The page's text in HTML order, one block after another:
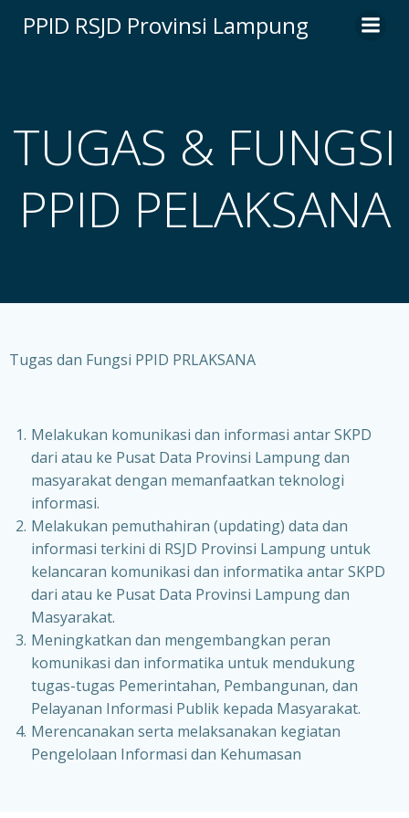
to
PPID RSJD Provinsi Lampung
TUGAS & FUNGSI
PPID PELAKSANA
Tugas dan Fungsi PPID PRLAKSANA
Melakukan komunikasi dan informasi antar SKPD
dari atau ke Pusat Data Provinsi Lampung dan
masyarakat dengan memanfaatkan teknologi
informasi.
Melakukan pemuthahiran (updating) data dan
informasi terkini di RSJD Provinsi Lampung untuk
kelancaran komunikasi dan informatika antar SKPD
dari atau ke Pusat Data Provinsi Lampung dan
Masyarakat.
Meningkatkan dan mengembangkan peran
komunikasi dan informatika untuk mendukung
tugas-tugas Pemerintahan, Pembangunan, dan
Pelayanan Informasi Publik kepada Masyarakat.
Merencanakan serta melaksanakan kegiatan
Pengelolaan Informasi dan Kehumasan